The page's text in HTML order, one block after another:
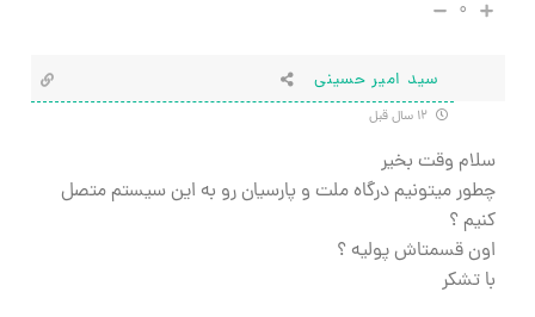
۰
سید امیر حسینی
سلام وقت بخیر
چطور میتونیم درگاه ملت و پارسیان رو به این سیستم متصل
کنیم ؟
اون قسمتاش پولیه ؟
با تشکر